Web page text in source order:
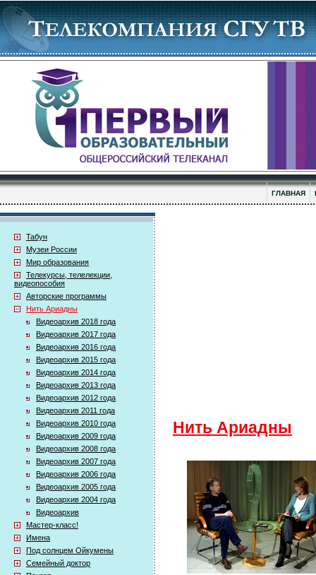
ГЛАВНАЯ
Табун
Музеи России
Мир образования
Телекурсы, телелекции,
видеопособия
Авторские программы
Нить Ариадны
Видеоархив 2018 года
Видеоархив 2017 года
Видеоархив 2016 года
Видеоархив 2015 года
Видеоархив 2014 года
Видеоархив 2013 года
Видеоархив 2012 года
Видеоархив 2011 года
Видеоархив 2010 года
Видеоархив 2009 года
Видеоархив 2008 года
Видеоархив 2007 года
Видеоархив 2006 года
Видеоархив 2005 года
Видеоархив 2004 года
Видеоархив
Мастер-класс!
Имена
Под солнцем Ойкумены
Семейный доктор
Нить Ариадны